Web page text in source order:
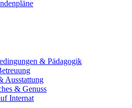
& Pädagogik
Ausstattung
& Genuss
Internat